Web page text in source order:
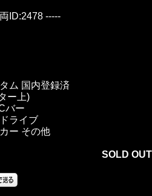
ID:2478 -----
ム 国内登録済
ー上)
バー
ライブ
ー その他
SOLD OUT